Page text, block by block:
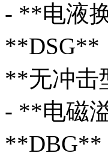
- **电液
**DSG**
**无冲击
- **电磁
**DBG**